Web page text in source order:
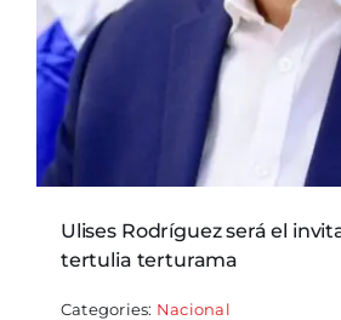
Ulises Rodríguez será el
tertulia terturama
Categories: Nacional